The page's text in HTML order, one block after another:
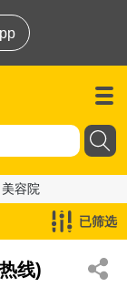
容院
已筛选
线)